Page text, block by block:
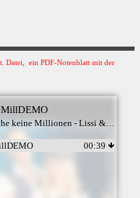
Datei, ein PDF-Notenblatt mit der
Ich brauche keine Millionen - Lissi & Herr Timpe
00:39